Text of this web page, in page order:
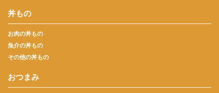
丼もの
お肉の丼もの
魚介の丼もの
その他の丼もの
おつまみ